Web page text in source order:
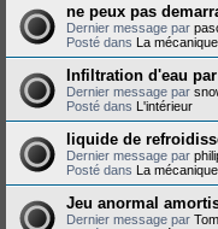
ne peux pas
Dernier message par
Posté dans La mécanique
Infiltration d'eau
Dernier message par
Posté dans L'intérieur
liquide de
Dernier message par
Posté dans La mécanique
Jeu anormal
Dernier message par